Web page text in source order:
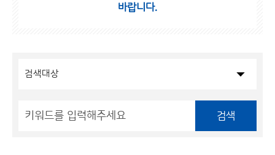
바랍니다.
검색